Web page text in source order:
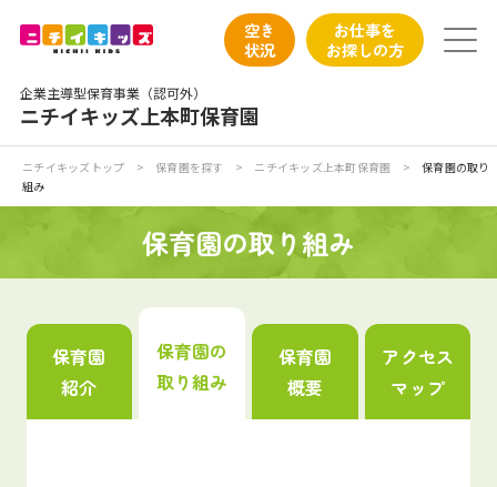
企業主導型保育事業（認可外）
ニチイキッズ上本町保育園
空き
状況
お仕事を
お探しの方
ニチイが大切にしていること
保育園見学
入園の概要
ニチイキッズトップ > 保育園を探す > ニチイキッズ上本町保育園 >
保育園の取り
組み
保育園の取り組み
保育園
紹介
保育園の
取り組み
保育園
概要
アクセス
マップ